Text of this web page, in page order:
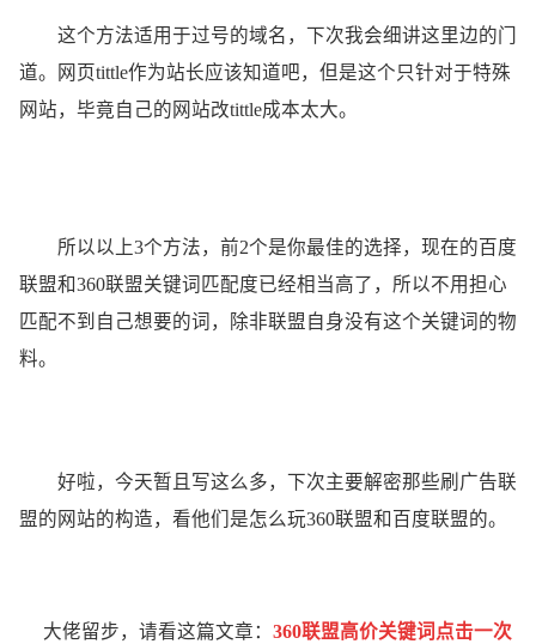
这个方法适用于过号的域名，下次我会细讲这里边的门
道。网页tittle作为站长应该知道吧，但是这个只针对于特殊
网站，毕竟自己的网站改tittle成本太大。
所以以上3个方法，前2个是你最佳的选择，现在的百度
联盟和360联盟关键词匹配度已经相当高了，所以不用担心
匹配不到自己想要的词，除非联盟自身没有这个关键词的物
料。
好啦，今天暂且写这么多，下次主要解密那些刷广告联
盟的网站的构造，看他们是怎么玩360联盟和百度联盟的。
大佬留步，请看这篇文章： 360联盟高价关键词点击一次